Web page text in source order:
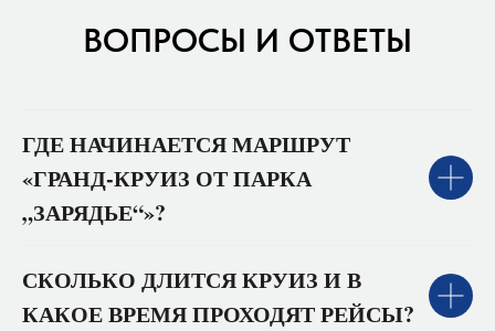
ВОПРОСЫ И ОТВЕТЫ
ГДЕ НАЧИНАЕТСЯ МАРШРУТ
«ГРАНД‑КРУИЗ ОТ ПАРКА
„ЗАРЯДЬЕ“»?
СКОЛЬКО ДЛИТСЯ КРУИЗ И В
КАКОЕ ВРЕМЯ ПРОХОДЯТ РЕЙСЫ?